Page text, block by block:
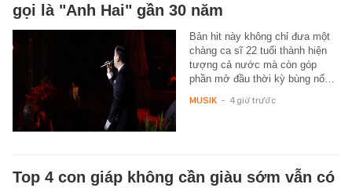
gọi là "Anh Hai" gần 30 năm
Bản hit này không chỉ đưa một
chàng ca sĩ 22 tuổi thành hiện
tượng cả nước mà còn góp
phần mở đầu thời kỳ bùng nổ…
MUSIK - 4 giờ trước
Top 4 con giáp không cần giàu sớm vẫn có